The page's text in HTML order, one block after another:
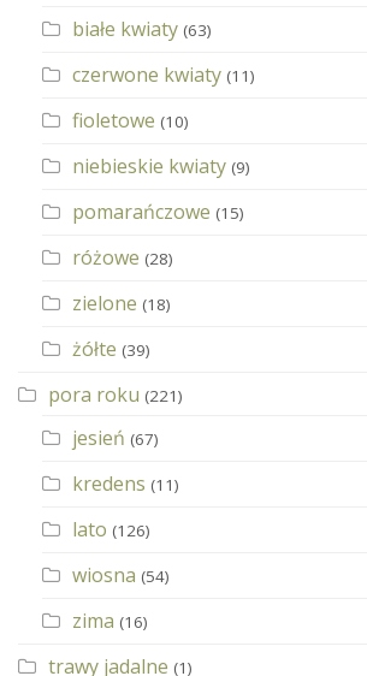
białe kwiaty (63)
czerwone kwiaty (11)
fioletowe (10)
niebieskie kwiaty (9)
pomarańczowe (15)
różowe (28)
zielone (18)
żółte (39)
pora roku (221)
jesień (67)
kredens (11)
lato (126)
wiosna (54)
zima (16)
trawy jadalne (1)